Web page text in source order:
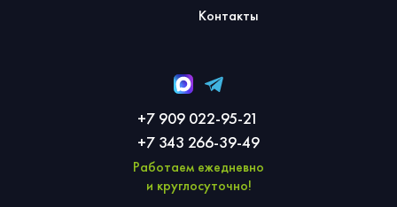
Контакты
+7 909 022-95-21
+7 343 266-39-49
Работаем ежедневно
и круглосуточно!